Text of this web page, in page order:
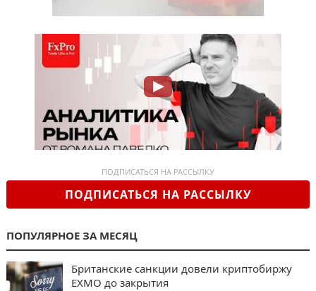
ПОДПИСАТЬСЯ НА РАССЫЛКУ
ПОДПИСАТЬСЯ НА РАССЫЛКУ
ПОПУЛЯРНОЕ ЗА МЕСЯЦ
Британские санкции довели криптобиржу
EXMO до закрытия